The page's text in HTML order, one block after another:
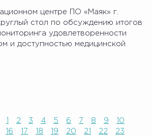
центре ПО «Маяк» г.
стол по обсуждению итогов
удовлетворенности
и доступностью медицинской
1 2 3 4 5 6 7 8 9
10
16 17 18 19 20 21 22
23